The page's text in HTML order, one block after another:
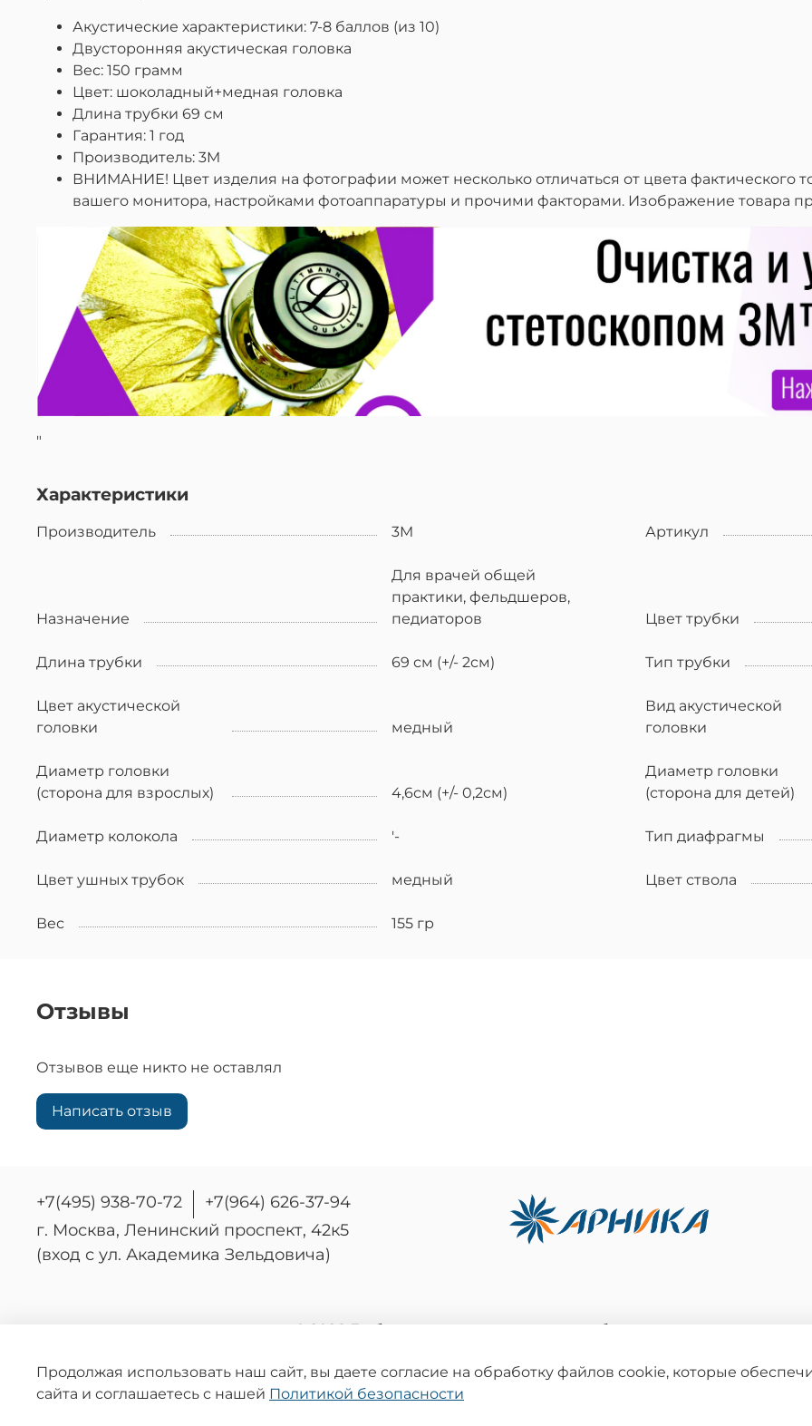
Акустические характеристики: 7-8 баллов (из 10)
Двусторонняя акустическая головка
Вес: 150 грамм
Цвет: шоколадный+медная головка
Длина трубки 69 см
Гарантия: 1 год
Производитель: 3M
ВНИМАНИЕ! Цвет изделия на фотографии может несколько отличаться от цвета фактического
вашего монитора, настройками фотоаппаратуры и прочими факторами. Изображение товара
"
Характеристики
Производитель 3M Артикул
Назначение
Для врачей общей
практики, фельдшеров,
педиаторов
Цвет трубки
Длина трубки 69 см (+/- 2см) Тип трубки
Цвет акустической
головки
медный
Вид акустической
головки
Диаметр головки
(сторона для взрослых)
4,6см (+/- 0,2см)
Диаметр головки
(сторона для детей)
Диаметр колокола '- Тип диафрагмы
Цвет ушных трубок медный Цвет ствола
Вес 155 гр
Отзывы
Отзывов еще никто не оставлял
Написать отзыв
+7(495) 938-70-72
+7(964) 626-37-94
г. Москва, Ленинский проспект, 42к5
(вход с ул. Академика Зельдовича)
© 2026 Любое использование контента без письменного
Политика конфиденциальности
Продолжая использовать наш сайт, вы даете согласие на обработку файлов cookie, которые
сайта и соглашаетесь с нашей Политикой безопасности